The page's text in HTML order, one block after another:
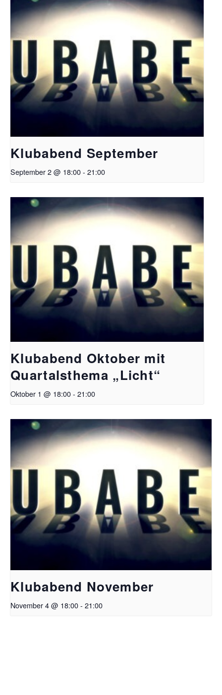
Klubabend September
September 2 @ 18:00- 21:00
Klubabend Oktober mit
Quartalsthema „Licht“
Oktober 1 @ 18:00- 21:00
Klubabend November
November 4 @ 18:00- 21:00